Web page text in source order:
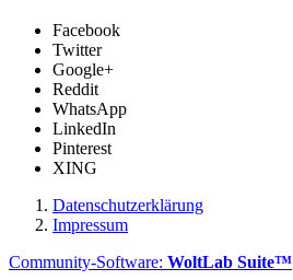
Facebook
Twitter
Google+
Reddit
WhatsApp
LinkedIn
Pinterest
XING
Datenschutzerklärung
Impressum
Community-Software: WoltLab Suite™